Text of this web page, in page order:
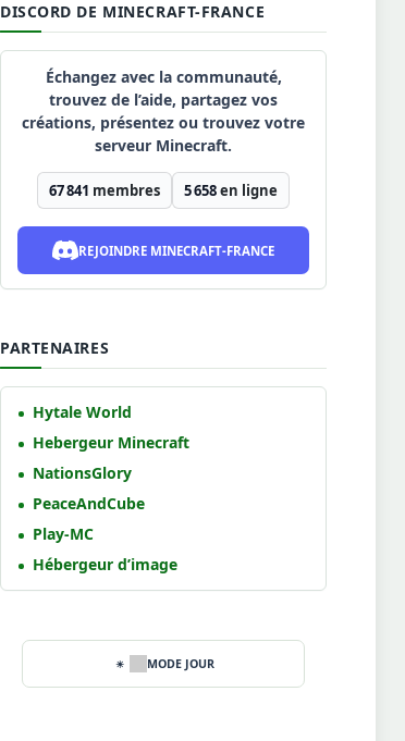
DISCORD DE MINECRAFT-FRANCE
Échangez avec la communauté,
trouvez de l’aide, partagez vos
créations, présentez ou trouvez votre
serveur Minecraft.
67 841 membres 5 658en ligne
REJOINDRE MINECRAFT-FRANCE
PARTENAIRES
Hytale World
Hebergeur Minecraft
NationsGlory
PeaceAndCube
Play-MC
Hébergeur d’image
MODE JOUR